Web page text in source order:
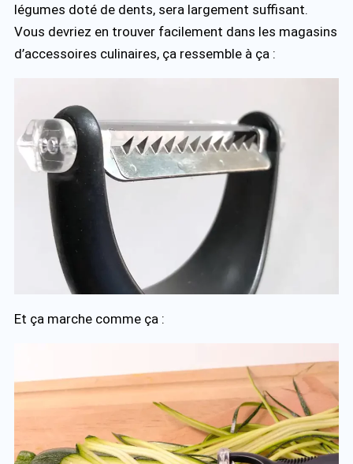
légumes doté de dents, sera largement suffisant.
Vous devriez en trouver facilement dans les magasins
d’accessoires culinaires, ça ressemble à ça :
Et ça marche comme ça :